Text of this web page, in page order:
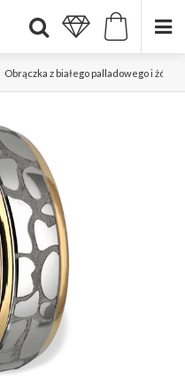
Obrączka z białego palladowego i